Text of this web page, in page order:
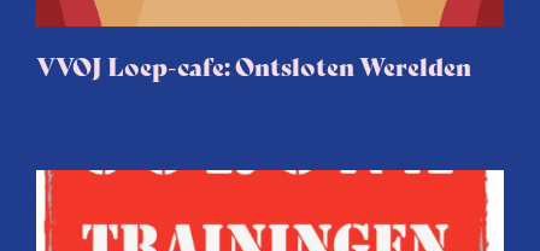
VVOJ Loep-cafe: Ontsloten Werelden